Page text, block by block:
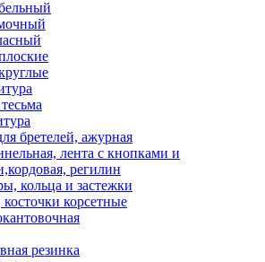
бретелей, ажурная
лента с кнопками и
регилин
кольца и застежки
корсетные
резинка